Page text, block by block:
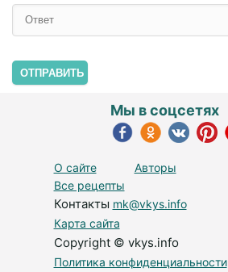
ОТПРАВИТЬ
О сайте
Авторы
Все рецепты
Контакты mk@vkys.info
Карта сайта
Copyright © vkys.info
Политика конфиденциальности
Мы в соцсетях